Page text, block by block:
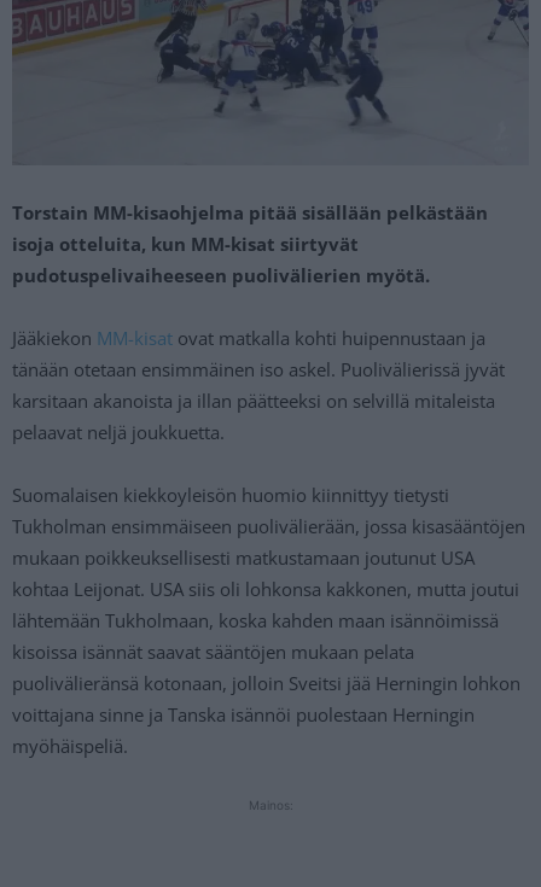
Torstain MM-kisaohjelma pitää sisällään pelkästään
isoja otteluita, kun MM-kisat siirtyvät
pudotuspelivaiheeseen puolivälierien myötä.
Jääkiekon MM-kisat ovat matkalla kohti huipennustaan ja
tänään otetaan ensimmäinen iso askel. Puolivälierissä jyvät
karsitaan akanoista ja illan päätteeksi on selvillä mitaleista
pelaavat neljä joukkuetta.
Suomalaisen kiekkoyleisön huomio kiinnittyy tietysti
Tukholman ensimmäiseen puolivälierään, jossa kisasääntöjen
mukaan poikkeuksellisesti matkustamaan joutunut USA
kohtaa Leijonat. USA siis oli lohkonsa kakkonen, mutta joutui
lähtemään Tukholmaan, koska kahden maan isännöimissä
kisoissa isännät saavat sääntöjen mukaan pelata
puolivälieränsä kotonaan, jolloin Sveitsi jää Herningin lohkon
voittajana sinne ja Tanska isännöi puolestaan Herningin
myöhäispeliä.
Mainos: